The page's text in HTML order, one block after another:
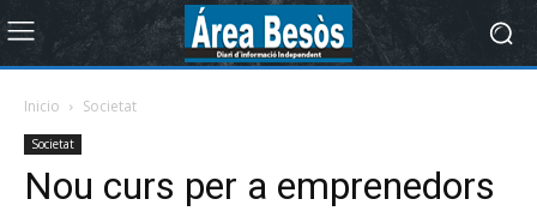
Inicio Societat
Societat
Nou curs per a emprenedors